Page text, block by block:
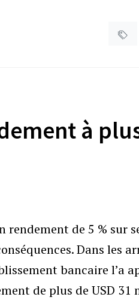
à
de 5 % sur
Dans les
bancaire l’a
de plus de USD 31